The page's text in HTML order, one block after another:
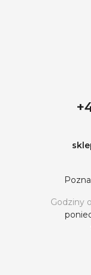
Godziny